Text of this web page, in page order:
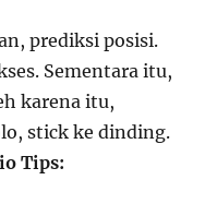
prediksi posisi.
Sementara itu,
karena itu,
stick ke dinding.
Tips: